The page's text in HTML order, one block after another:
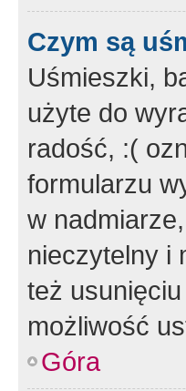
Czym są
Uśmieszki,
użyte do
radość, :(
formularzu
w
nieczytelny i
też
możliwość
Góra